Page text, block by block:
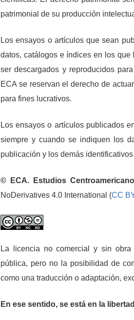
patrimonial de su producción
Los ensayos o artículos que sean
datos, catálogos e índices en los
ser descargados y reproducidos
ECA se reservan el derecho de
para fines lucrativos.
Los ensayos o artículos publicados
siempre y cuando se indiquen los
publicación y los demás
© ECA. Estudios
NoDerivatives 4.0 International (CC
La licencia no comercial y sin obra
pública, pero no la posibilidad de
como una traducción o adaptación,
En ese sentido, se está en la